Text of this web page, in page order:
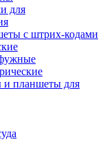
для
с штрих-кодами
планшеты для